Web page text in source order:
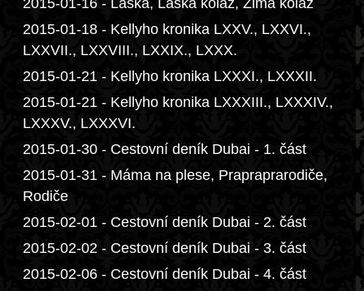
2015-01-16 - Láska, Láska koláž, Zima koláž
2015-01-18 - Kellyho kronika LXXV., LXXVI.,
LXXVII., LXXVIII., LXXIX., LXXX.
2015-01-21 - Kellyho kronika LXXXI., LXXXII.
2015-01-21 - Kellyho kronika LXXXIII., LXXXIV.,
LXXXV., LXXXVI.
2015-01-30 - Cestovní deník Dubai - 1. část
2015-01-31 - Máma na plese, Prapraprarodiče,
Rodiče
2015-02-01 - Cestovní deník Dubai - 2. část
2015-02-02 - Cestovní deník Dubai - 3. část
2015-02-06 - Cestovní deník Dubai - 4. část